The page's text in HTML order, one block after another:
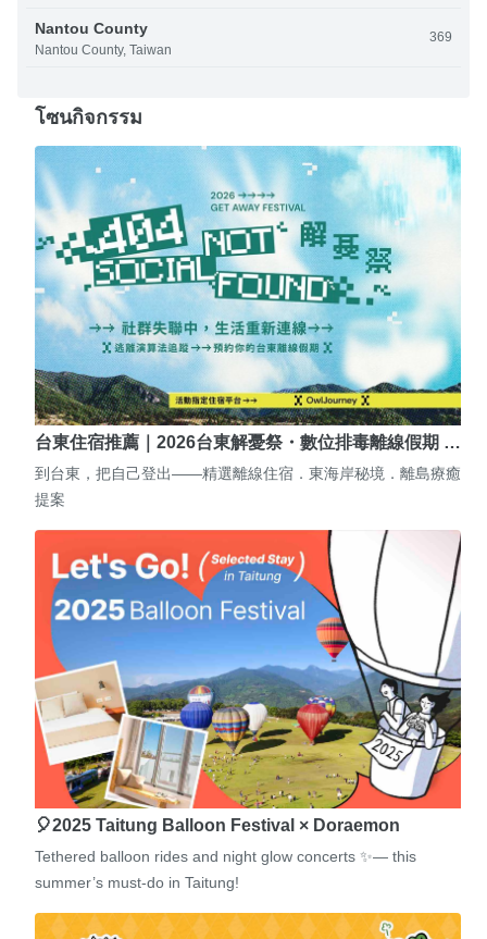
Nantou County
Nantou County, Taiwan
369
โซนกิจกรรม
台東住宿推薦｜2026台東解憂祭・數位排毒離線假期 …
到台東，把自己登出——精選離線住宿．東海岸秘境．離島療癒
提案
🎈2025 Taitung Balloon Festival × Doraemon
Tethered balloon rides and night glow concerts ✨— this
summer’s must-do in Taitung!